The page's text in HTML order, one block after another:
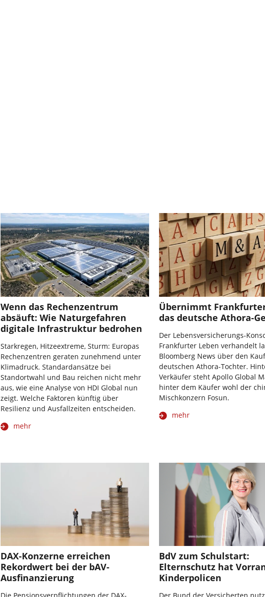
Wenn das Rechenzentrum
absäuft: Wie Naturgefahren
digitale Infrastruktur bedrohen
Starkregen, Hitzeextreme, Sturm: Europas
Rechenzentren geraten zunehmend unter
Klimadruck. Standardansätze bei
Standortwahl und Bau reichen nicht mehr
aus, wie eine Analyse von HDI Global nun
zeigt. Welche Faktoren künftig über
Resilienz und Ausfallzeiten entscheiden.
mehr
Übernimmt
das deutsche Athora-
Der Lebensversicherungs-
Frankfurter Leben verhandelt
Bloomberg News über den
deutschen Athora-Tochter.
Verkäufer steht Apollo Global
hinter dem Käufer wohl der
Mischkonzern Fosun.
mehr
DAX-Konzerne erreichen
Rekordwert bei der bAV-
Ausfinanzierung
BdV zum Schulstart:
Elternschutz hat
Kinderpolicen